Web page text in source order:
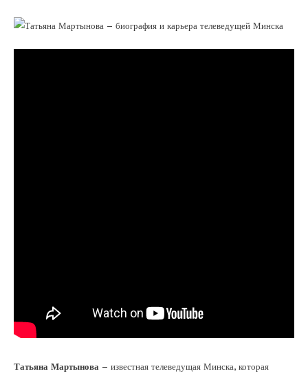
Татьяна Мартынова – известная телеведущая Минска, которая